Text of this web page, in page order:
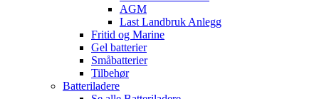
AGM
Last Landbruk Anlegg
Fritid og Marine
Gel batterier
Småbatterier
Tilbehør
Batteriladere